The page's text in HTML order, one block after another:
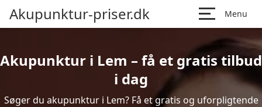
Akupunktur-priser.dk Menu
Akupunktur i Lem – få et gratis tilbud
i dag
Søger du akupunktur i Lem? Få et gratis og uforpligtende